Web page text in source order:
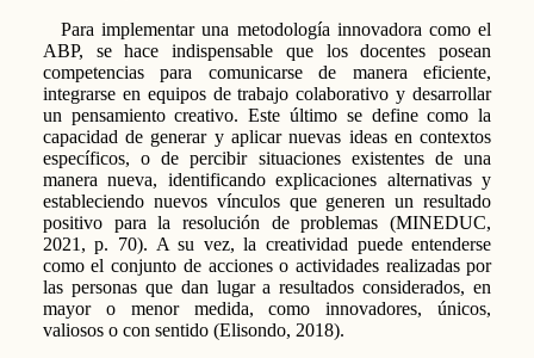
Para implementar una metodología innovadora como el
ABP, se hace indispensable que los docentes posean
competencias para comunicarse de manera eficiente,
integrarse en equipos de trabajo colaborativo y desarrollar
un pensamiento creativo. Este último se define como la
capacidad de generar y aplicar nuevas ideas en contextos
específicos, o de percibir situaciones existentes de una
manera nueva, identificando explicaciones alternativas y
estableciendo nuevos vínculos que generen un resultado
positivo para la resolución de problemas (MINEDUC,
2021, p. 70). A su vez, la creatividad puede entenderse
como el conjunto de acciones o actividades realizadas por
las personas que dan lugar a resultados considerados, en
mayor o menor medida, como innovadores, únicos,
valiosos o con sentido (Elisondo, 2018).